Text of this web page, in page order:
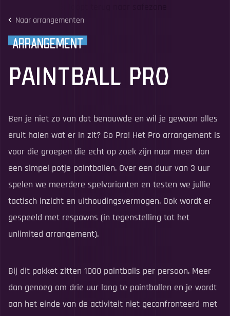
Naar arrangementen
Arrangement
Paintball Pro
Ben je niet zo van dat benauwde en wil je gewoon alles
eruit halen wat er in zit? Go Pro! Het Pro arrangement is
voor die groepen die echt op zoek zijn naar meer dan
een simpel potje paintballen. Over een duur van 3 uur
spelen we meerdere spelvarianten en testen we jullie
tactisch inzicht en uithoudingsvermogen. Ook wordt er
gespeeld met respawns (in tegenstelling tot het
unlimited arrangement).
Bij dit pakket zitten 1000 paintballs per persoon. Meer
dan genoeg om drie uur lang te paintballen en je wordt
aan het einde van de activiteit niet geconfronteerd met